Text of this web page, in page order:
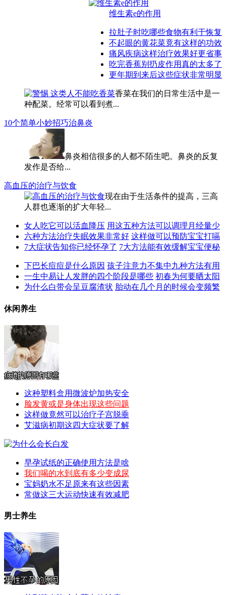
维生素e的作用
拉肚子时吃哪些食物有利于恢复
不起眼的黄花菜竟有这样的功效
痛风疾病这样治疗效果好更省事
吃完香蕉别扔皮作用真的太多了
更年期到来后这些症状非常明显
香菜在我们的日常生活中是一
种配菜。经常可以看到煮...
10个简单小妙招巧治鼻炎
鼻炎相信很多的人都不陌生吧。鼻炎的反复
发作是否给...
高血压的治疗与饮食
现在由于生活条件的提高，三高
人群也逐渐的扩大年轻...
女人吃它可以活血降压 用这五种方法可以调理月经量少
六种方法治疗失眠效果非常好 这样做可以预防宝宝打嗝
7大症状告知你已经怀孕了 7大方法能有效缓解宝宝便秘
下巴长痘痘是什么原因 孩子注意力不集中九种方法有用
一生中易让人发胖的四个阶段是哪些 初春为何要晒太阳
为什么白带会呈豆腐渣状 胎动在几个月的时候会变频繁
休闲养生
这种塑料盒用微波炉加热安全
脸发黄或是身体出现这些问题
这样做竟然可以治疗子宫脱垂
艾滋病初期这四大症状要了解
早孕试纸的正确使用方法是啥
我们喝的水到底有多少变成尿
宝妈奶水不足原来有这些因素
常做这三大运动快速有效减肥
男士养生